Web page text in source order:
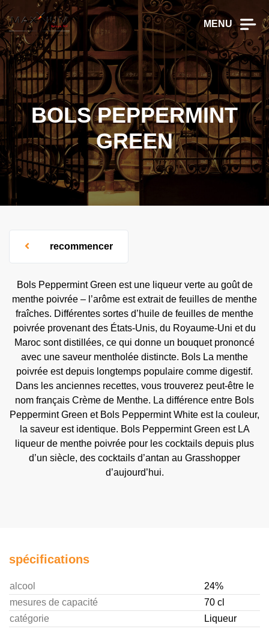
MENU
BOLS PEPPERMINT
GREEN
recommencer
Bols Peppermint Green est une liqueur verte au goût de
menthe poivrée – l’arôme est extrait de feuilles de menthe
fraîches. Différentes sortes d’huile de feuilles de menthe
poivrée provenant des États-Unis, du Royaume-Uni et du
Maroc sont distillées, ce qui donne un bouquet prononcé
avec une saveur mentholée distincte. Bols La menthe
poivrée est depuis longtemps populaire comme digestif.
Dans les anciennes recettes, vous trouverez peut-être le
nom français Crème de Menthe. La différence entre Bols
Peppermint Green et Bols Peppermint White est la couleur,
la saveur est identique. Bols Peppermint Green est LA
liqueur de menthe poivrée pour les cocktails depuis plus
d’un siècle, des cocktails d’antan au Grasshopper
d’aujourd’hui.
spécifications
alcool
24%
mesures de capacité
70 cl
catégorie
Liqueur